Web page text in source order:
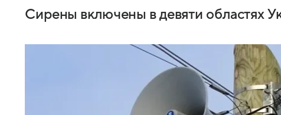
Сирены включены в девяти областях